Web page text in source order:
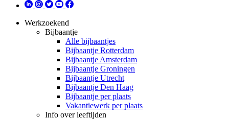
Werkzoekend
Bijbaantje
Alle bijbaantjes
Bijbaantje Rotterdam
Bijbaantje Amsterdam
Bijbaantje Groningen
Bijbaantje Utrecht
Bijbaantje Den Haag
Bijbaantje per plaats
Vakantiewerk per plaats
Info over leeftijden